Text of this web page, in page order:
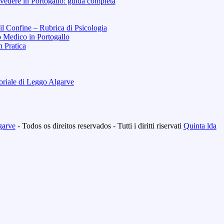
Confine – Rubrica di Psicologia
Medico in Portogallo
Pratica
di Leggo Algarve
- Todos os direitos reservados - Tutti i diritti riservati Quinta lda